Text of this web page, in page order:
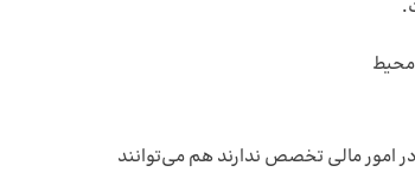
محیط
امور مالی تخصص ندارند هم می‌توانند